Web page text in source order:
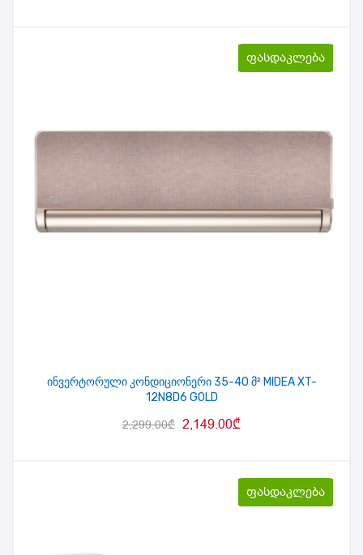
ფასდაკლება
ინვერტორული კონდიციონერი 35-40 მ² MIDEA XT-
12N8D6 GOLD
2,299.00₾ 2,149.00₾
ფასდაკლება